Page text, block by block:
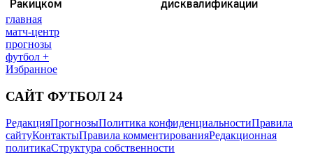
главная
матч-центр
прогнозы
футбол +
Избранное
САЙТ ФУТБОЛ 24
РедакцияПрогнозыПолитика конфиденциальностиПравила
сайтуКонтактыПравила комментированияРедакционная
политикаСтруктура собственности